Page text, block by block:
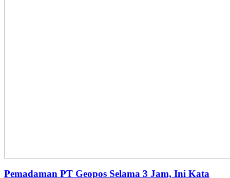
Pemadaman PT Geopos Selama 3 Jam, Ini Kata